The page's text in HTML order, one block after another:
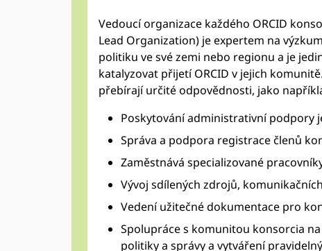
Vedoucí organizace každého ORCID
Lead Organization) je expertem na
politiku ve své zemi nebo regionu a je
katalyzovat přijetí ORCID v jejich
přebírají určité odpovědnosti, jako
Poskytování administrativní podpory
Správa a podpora registrace členů
Zaměstnává specializované
Vývoj sdílených zdrojů,
Vedení užitečné dokumentace pro
Spolupráce s komunitou konsorcia
politiky a správy a vytváření